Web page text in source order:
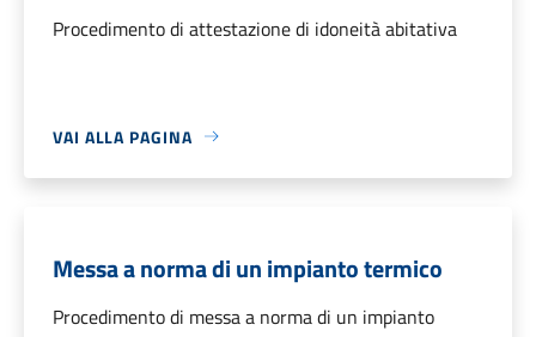
Procedimento di attestazione di idoneità abitativa
VAI ALLA PAGINA
Messa a norma di un impianto termico
Procedimento di messa a norma di un impianto